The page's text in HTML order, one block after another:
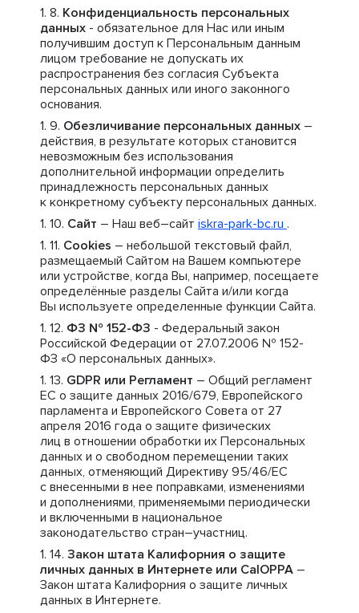
Конфиденциальность персональных
данных - обязательное для Нас или иным
получившим доступ к Персональным данным
лицом требование не допускать их
распространения без согласия Субъекта
персональных данных или иного законного
основания.
Обезличивание персональных данных –
действия, в результате которых становится
невозможным без использования
дополнительной информации определить
принадлежность персональных данных
к конкретному субъекту персональных данных.
Сайт – Наш веб–сайт iskra-park-bc.ru .
Cookies – небольшой текстовый файл,
размещаемый Сайтом на Вашем компьютере
или устройстве, когда Вы, например, посещаете
определённые разделы Сайта и/или когда
Вы используете определенные функции Сайта.
ФЗ № 152-ФЗ - Федеральный закон
Российской Федерации от 27.07.2006 № 152-
ФЗ «О персональных данных».
GDPR или Регламент – Общий регламент
ЕС о защите данных 2016/679, Европейского
парламента и Европейского Совета от 27
апреля 2016 года о защите физических
лиц в отношении обработки их Персональных
данных и о свободном перемещении таких
данных, отменяющий Директиву 95/46/ЕС
с внесенными в нее поправками, изменениями
и дополнениями, применяемыми периодически
и включенными в национальное
законодательство стран–участниц.
Закон штата Калифорния о защите
личных данных в Интернете или CalOPPA –
Закон штата Калифорния о защите личных
данных в Интернете.